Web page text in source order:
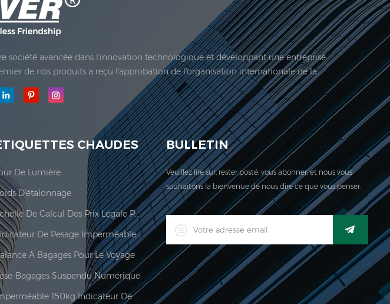
société avancée dans l'innovation technologique et développant une entreprise
de nos produits a reçu l'approbation de l'organisation internationale de la
zone de production de notre société est située ici. En 2006, Jadeur acquis ...
CHAUDES
De Lumière
D'étalonnage
Échelle De Calcul Des Prix Légale Pour Le Commerce
Indicateur De Pesage Imperméable Industriel Industriel Numérique LED
À Bagages Pour Le Voyage
Bagages Suspendu Numérique
Imperméable 150kg Indicateur De Pesée
BULLETIN
Veuillez lire sur, rester posté, vous abonner, et nous vous
souhaitons la bienvenue de nous dire ce que vous penser.